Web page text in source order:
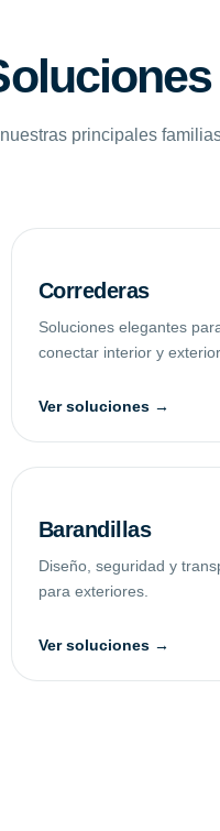
principales
Correderas
Soluciones elegantes
conectar interior y exterior.
Ver soluciones →
Barandillas
Diseño, seguridad y
para exteriores.
Ver soluciones →